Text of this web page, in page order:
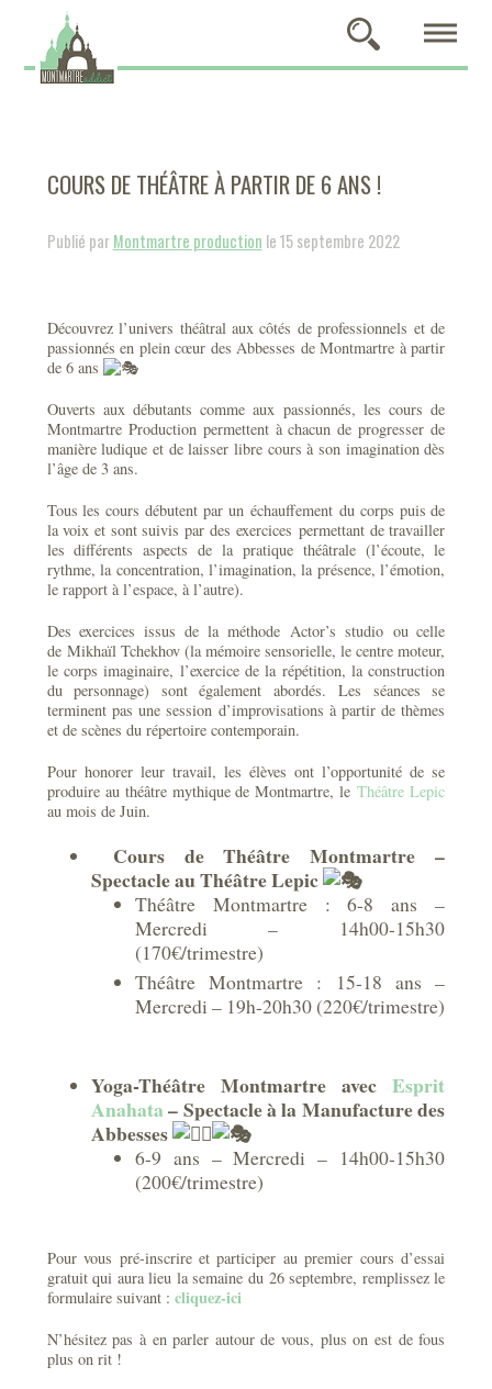
COURS DE THÉÂTRE À PARTIR DE 6 ANS !
Publié parMontmartre production le 15 septembre 2022
Découvrez l’univers théâtral aux côtés de professionnels et de
passionnés en plein cœur des Abbesses de Montmartre à partir
de 6 ans
Ouverts aux débutants comme aux passionnés, les cours de
Montmartre Production permettent à chacun de progresser de
manière ludique et de laisser libre cours à son imagination dès
l’âge de 3 ans.
Tous les cours débutent par un échauffementdu corps puis de
la voix et sont suivis par desexercicespermettant de travailler
les différents aspects de la pratique théâtrale (l’écoute, le
rythme, la concentration, l’imagination, la présence, l’émotion,
le rapport à l’espace, à l’autre).
Des exercices issus de la méthode Actor’s studioou celle
de Mikhaïl Tchekhov(la mémoire sensorielle, le centre moteur,
le corps imaginaire, l’exercice de la répétition, la construction
du personnage) sont également abordés.Les séances se
terminent pas une session d’improvisationsà partir de thèmes
et de scènes du répertoire contemporain.
Pour honorer leur travail, les élèves ont l’opportunité de se
produire au théâtre mythique de Montmartre, leThéâtre Lepic
au mois de Juin.
Cours de Théâtre Montmartre –
Spectacle au Théâtre Lepic
Théâtre Montmartre : 6-8 ans –
Mercredi – 14h00-15h30
(170€/trimestre)
Théâtre Montmartre : 15-18 ans –
Mercredi – 19h-20h30 (220€/trimestre)
Yoga-Théâtre Montmartre avecEsprit
Anahata– Spectacle à la Manufacture des
Abbesses
6-9 ans – Mercredi – 14h00-15h30
(200€/trimestre)
Pour vous pré-inscrire et participer au premier cours d’essai
gratuit qui aura lieu la semaine du 26 septembre, remplissez le
formulaire suivant : cliquez-ici
N’hésitez pas à en parler autour de vous, plus on est de fous
plus on rit !